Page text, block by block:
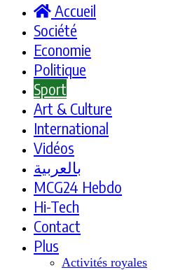
Accueil
Société
Economie
Politique
Sport
Art & Culture
International
Vidéos
بالعربية
MCG24 Hebdo
Hi-Tech
Contact
Plus
Activités royales